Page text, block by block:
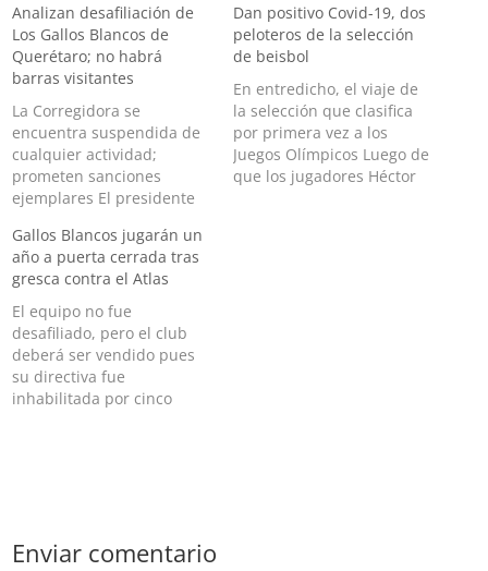
Analizan desafiliación de
Los Gallos Blancos de
Querétaro; no habrá
barras visitantes
La Corregidora se
encuentra suspendida de
cualquier actividad;
prometen sanciones
ejemplares El presidente
Arriola, no descartó la
posible desafiliación de los
Gallos de Querétaro, por
los actos violentos que se
registraron en el Estadio
Corregidora, en un partido
contra el Atlas. “Todos los
escenarios están…
Dan positivo Covid-19, dos
peloteros de la selección
de beisbol
En entredicho, el viaje de
la selección que clasifica
por primera vez a los
Juegos Olímpicos Luego de
que los jugadores Héctor
Gallos Blancos jugarán un
año a puerta cerrada tras
gresca contra el Atlas
El equipo no fue
desafiliado, pero el club
deberá ser vendido pues
su directiva fue
inhabilitada por cinco
directiva hasta el veto de
Enviar comentario